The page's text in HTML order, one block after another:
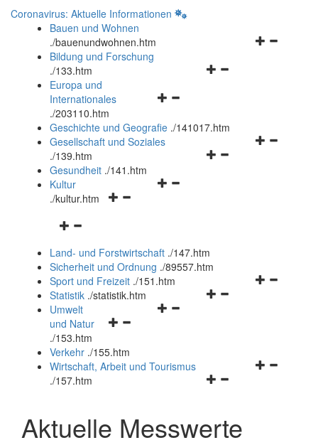
Coronavirus: Aktuelle Informationen
Bauen und Wohnen
./bauenundwohnen.htm
Navigationsmenü
Bildung und Forschung
./133.htm
Navigationsmenü
und
schließen
Europa und
Internationales
./203110.htm
Geschichte und Geografie ./141017.htm
Navigationsmenü
Gesellschaft und Soziales
./139.htm
Navigationsmenü
Gesundheit ./141.htm
Navigationsmenü
Kultur
./kultur.htm
Navigationsmenü
und
schließen
Land- und Forstwirtschaft ./147.htm
Sicherheit und Ordnung ./89557.htm
Navigationsmenü
Sport und Freizeit ./151.htm
Navigationsmenü
Statistik ./statistik.htm
Navigationsmenü
und
schließen
Umwelt
und Natur
./153.htm
Verkehr ./155.htm
Navigationsmenü
schließen
Wirtschaft, Arbeit und Tourismus
./157.htm
Aktuelle Messwerte